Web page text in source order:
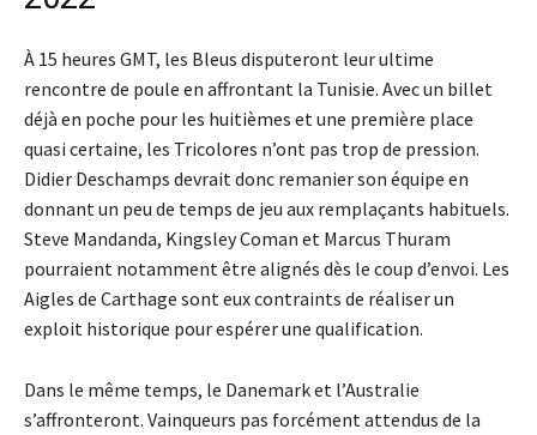
À 15 heures GMT, les Bleus disputeront leur ultime
rencontre de poule en affrontant la Tunisie. Avec un billet
déjà en poche pour les huitièmes et une première place
quasi certaine, les Tricolores n’ont pas trop de pression.
Didier Deschamps devrait donc remanier son équipe en
donnant un peu de temps de jeu aux remplaçants habituels.
Steve Mandanda, Kingsley Coman et Marcus Thuram
pourraient notamment être alignés dès le coup d’envoi. Les
Aigles de Carthage sont eux contraints de réaliser un
exploit historique pour espérer une qualification.
Dans le même temps, le Danemark et l’Australie
s’affronteront. Vainqueurs pas forcément attendus de la